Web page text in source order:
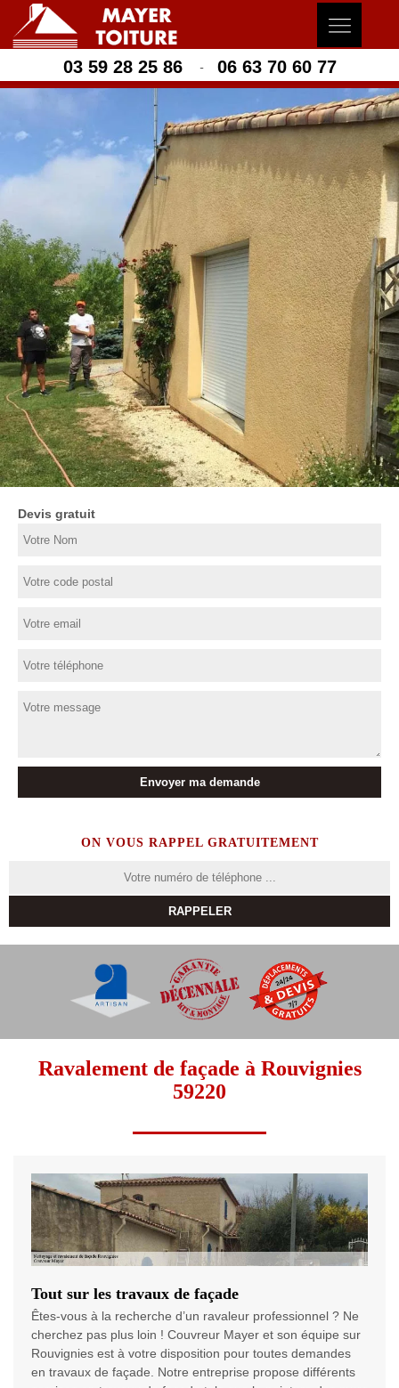
03 59 28 25 86 - 06 63 70 60 77
Devis gratuit
ON VOUS RAPPEL GRATUITEMENT
Ravalement de façade à Rouvignies
59220
Tout sur les travaux de façade
Êtes-vous à la recherche d’un ravaleur professionnel ? Ne
cherchez pas plus loin ! Couvreur Mayer et son équipe sur
Rouvignies est à votre disposition pour toutes demandes
en travaux de façade. Notre entreprise propose différents